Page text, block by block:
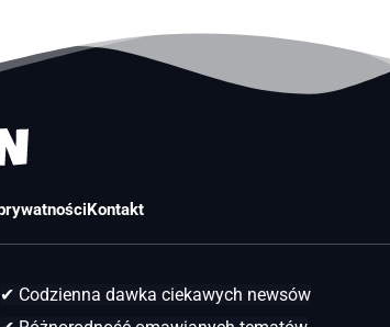
Kontakt
✔ Codzienna dawka ciekawych newsów